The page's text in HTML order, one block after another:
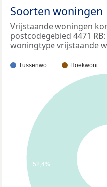
Soorten woningen
Vrijstaande woningen
postcodegebied 4471
woningtype vrijstaande
Tussenwo… Hoekwoni…
52,4%